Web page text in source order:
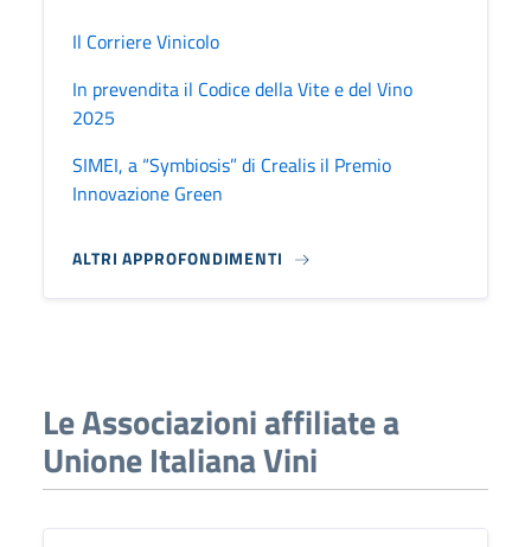
Il Corriere Vinicolo
In prevendita il Codice della Vite e del Vino
2025
SIMEI, a “Symbiosis” di Crealis il Premio
Innovazione Green
ALTRI APPROFONDIMENTI
Le Associazioni affiliate a
Unione Italiana Vini